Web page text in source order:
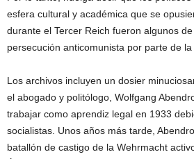
esfera cultural y académica que se
durante el Tercer Reich fueron algunos
persecución anticomunista por parte de la
Los archivos incluyen un dosier
el abogado y politólogo, Wolfgang
trabajar como aprendiz legal en 1933
socialistas. Unos años más tarde,
batallón de castigo de la Wehrmacht